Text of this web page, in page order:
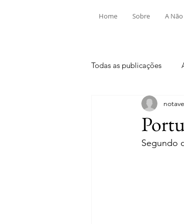
Home Sobre A
Todas as publicações
Aldeia do Mato e
Mouriscas Pego
Segundo